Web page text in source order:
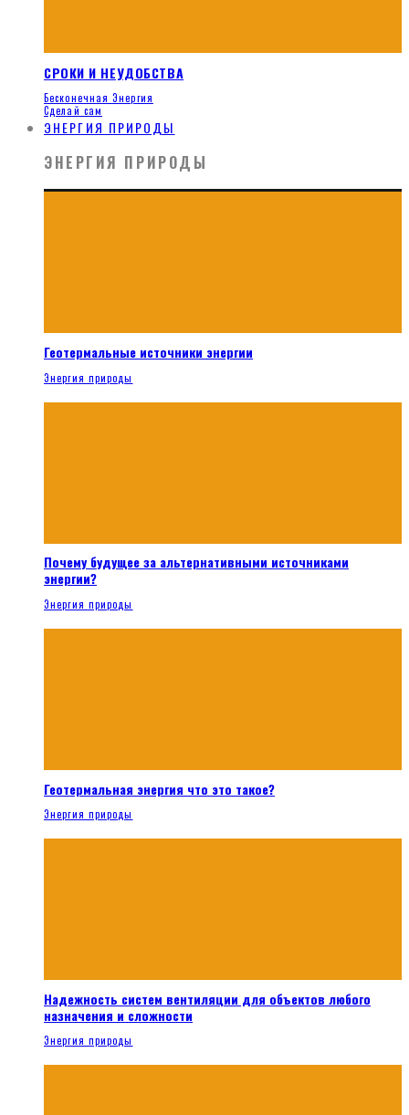
СРОКИ И НЕУДОБСТВА
Бесконечная Энергия
Сделай сам
ЭНЕРГИЯ ПРИРОДЫ
ЭНЕРГИЯ ПРИРОДЫ
Геотермальные источники энергии
Энергия природы
Почему будущее за альтернативными источниками
энергии?
Энергия природы
Геотермальная энергия что это такое?
Энергия природы
Надежность систем вентиляции для объектов любого
назначения и сложности
Энергия природы